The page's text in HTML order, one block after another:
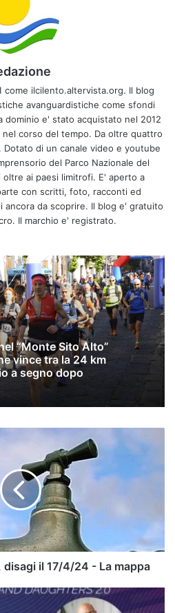
come ilcilento.altervista.org. Il blog
avanguardistiche come sfondi
dominio e' stato acquistato nel 2012
corso del tempo. Da oltre quattro
di un canale video e youtube
del Parco Nazionale del
ai paesi limitrofi. E' aperto a
con scritti, foto, racconti ed
ancora da scoprire. Il blog e' gratuito
Il marchio e' registrato.
“Monte Sito Alto”
vince tra la 24 km
a segno dopo
disagi il 17/4/24 - La mappa